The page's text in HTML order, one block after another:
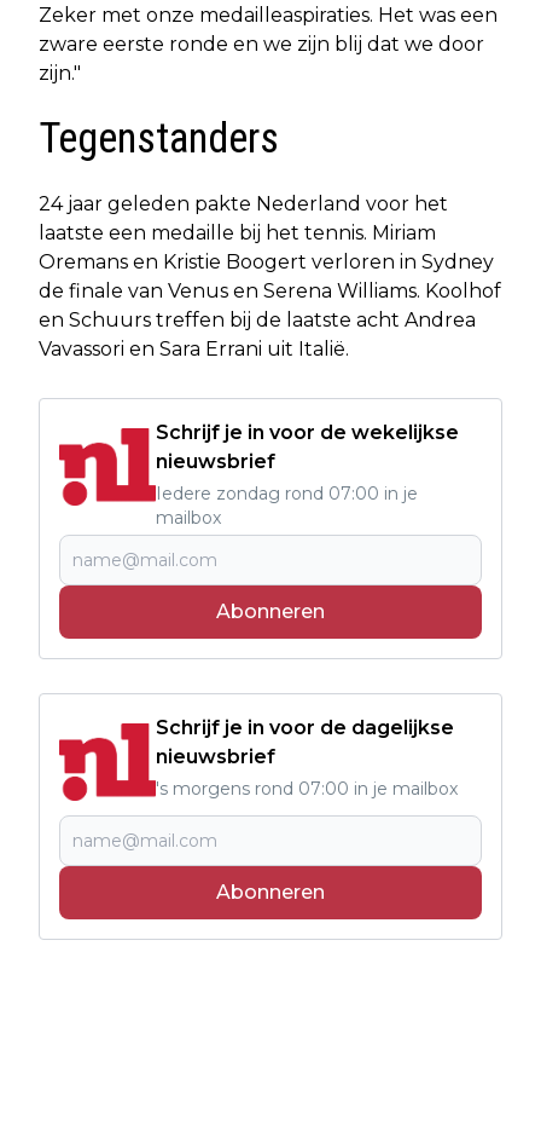
Zeker met onze medailleaspiraties. Het was een
zware eerste ronde en we zijn blij dat we door
zijn."
Tegenstanders
24 jaar geleden pakte Nederland voor het
laatste een medaille bij het tennis. Miriam
Oremans en Kristie Boogert verloren in Sydney
de finale van Venus en Serena Williams. Koolhof
en Schuurs treffen bij de laatste acht Andrea
Vavassori en Sara Errani uit Italië.
Schrijf je in voor de wekelijkse
nieuwsbrief
Iedere zondag rond 07:00 in je
mailbox
Abonneren
Schrijf je in voor de dagelijkse
nieuwsbrief
's morgens rond 07:00 in je mailbox
Abonneren